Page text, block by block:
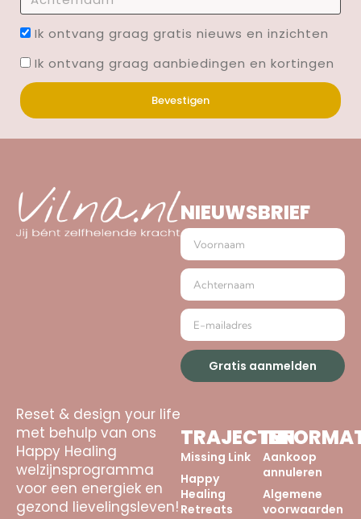
Ik ontvang graag gratis nieuws en inzichten
Ik ontvang graag aanbiedingen en kortingen
Bevestigen
NIEUWSBRIEF
Gratis aanmelden
Reset & design your life
met behulp van ons
Happy Healing
welzijnsprogramma
voor een energiek en
gezond lievelingsleven!
TRAJECTEN
Missing Link
Happy
Healing
Retreats
Aankoop
annuleren
Algemene
voorwaarden